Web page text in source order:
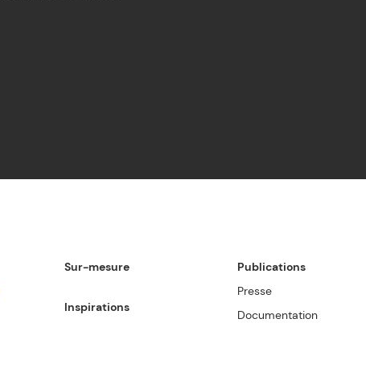
Sur-mesure
Inspirations
Publications
Presse
Documentation